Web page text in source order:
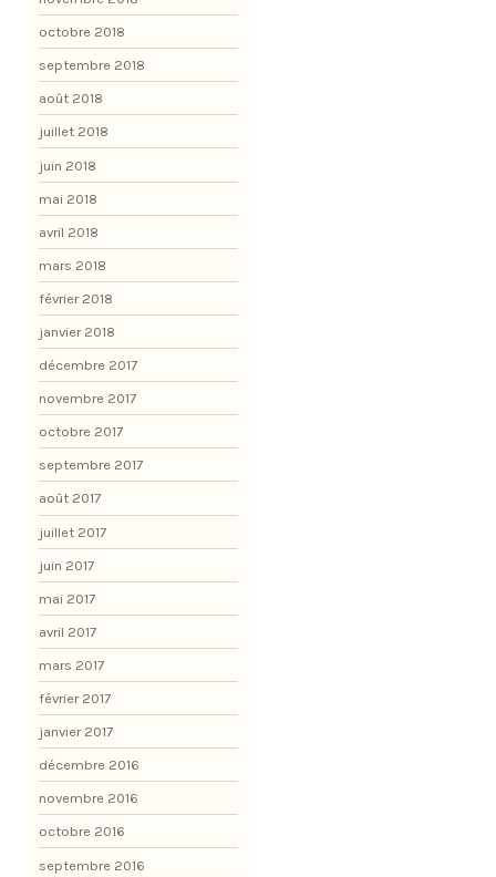
octobre 2018
septembre 2018
août 2018
juillet 2018
juin 2018
mai 2018
avril 2018
mars 2018
février 2018
janvier 2018
décembre 2017
novembre 2017
octobre 2017
septembre 2017
août 2017
juillet 2017
juin 2017
mai 2017
avril 2017
mars 2017
février 2017
janvier 2017
décembre 2016
novembre 2016
octobre 2016
septembre 2016